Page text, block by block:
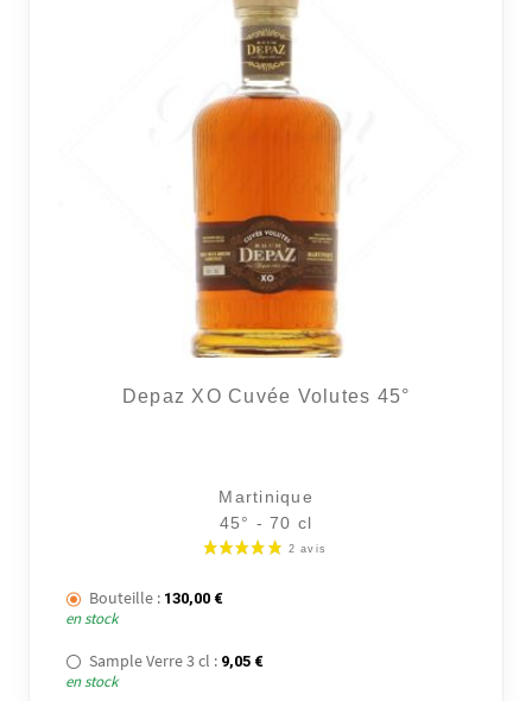
Depaz XO Cuvée Volutes 45°
Martinique
45° - 70 cl
Bouteille : 130,00 €
en stock
Sample Verre 3 cl : 9,05 €
en stock